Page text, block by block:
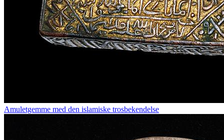
Amuletgemme med den islamiske trosbekendelse